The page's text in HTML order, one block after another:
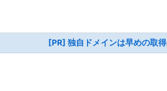
[PR] 独自ドメインは早めの取